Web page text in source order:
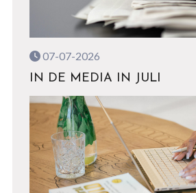
07-07-2026
IN DE MEDIA IN JULI